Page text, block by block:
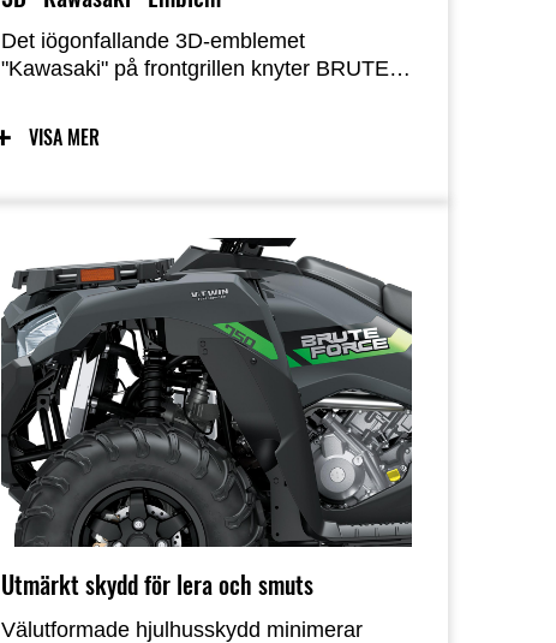
Det iögonfallande 3D-emblemet
"Kawasaki" på frontgrillen knyter BRUTE
kommer garanterat att vara en stolthet för
ägarna.
VISA MER
Utmärkt skydd för lera och smuts
Välutformade hjulhusskydd minimerar